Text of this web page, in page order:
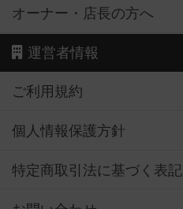
オーナー・店長の方へ
運営者情報
ご利用規約
個人情報保護方針
特定商取引法に基づく表記